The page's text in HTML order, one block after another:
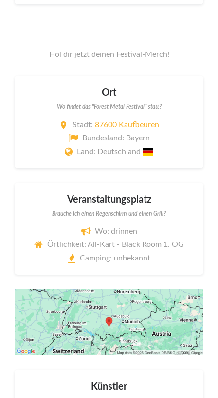
Hol dir jetzt deinen Festival-Merch!
Ort
Wo findet das "Forest Metal Festival" statt?
Stadt: 87600 Kaufbeuren
Bundesland: Bayern
Land: Deutschland
Veranstaltungsplatz
Brauche ich einen Regenschirm und einen Grill?
Wo: drinnen
Örtlichkeit: All-Kart - Black Room 1. OG
Camping: unbekannt
Künstler